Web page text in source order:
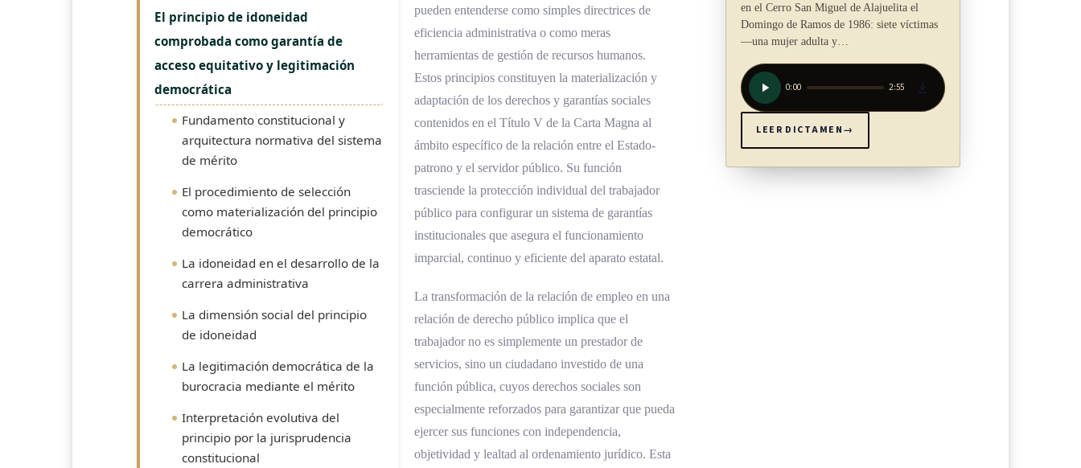
El principio de idoneidad
comprobada como garantía de
acceso equitativo y legitimación
democrática
Fundamento constitucional y
arquitectura normativa del sistema
de mérito
El procedimiento de selección
como materialización del principio
democrático
La idoneidad en el desarrollo de la
carrera administrativa
La dimensión social del principio
de idoneidad
La legitimación democrática de la
burocracia mediante el mérito
Interpretación evolutiva del
principio por la jurisprudencia
constitucional
pueden entenderse como simples directrices de
eficiencia administrativa o como meras
herramientas de gestión de recursos humanos.
Estos principios constituyen la materialización y
adaptación de los derechos y garantías sociales
contenidos en el Título V de la Carta Magna al
ámbito específico de la relación entre el Estado-
patrono y el servidor público. Su función
trasciende la protección individual del trabajador
público para configurar un sistema de garantías
institucionales que asegura el funcionamiento
imparcial, continuo y eficiente del aparato estatal.
La transformación de la relación de empleo en una
relación de derecho público implica que el
trabajador no es simplemente un prestador de
servicios, sino un ciudadano investido de una
función pública, cuyos derechos sociales son
especialmente reforzados para garantizar que pueda
ejercer sus funciones con independencia,
objetividad y lealtad al ordenamiento jurídico. Esta
en el Cerro San Miguel de Alajuelita el
Domingo de Ramos de 1986: siete víctimas
—una mujer adulta y…
0:00 2:55
LEER DICTAMEN→